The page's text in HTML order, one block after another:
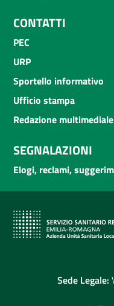
CONTATTI
PEC
URP
Sportello informativo
Ufficio stampa
Redazione multimediale
SEGNALAZIONI
Elogi, reclami,
Sede Legale: